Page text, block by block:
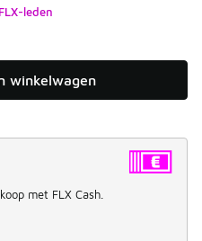
leden
winkelwagen
met FLX Cash.